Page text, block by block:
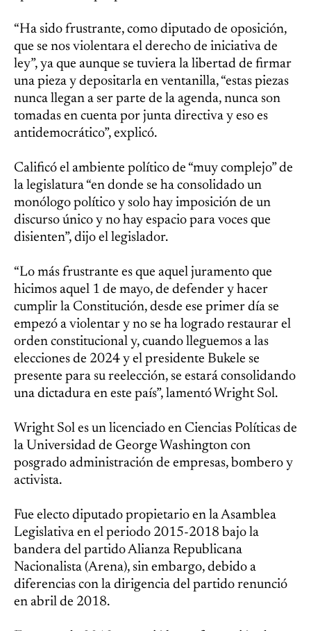
“Ha sido frustrante, como diputado de oposición,
que se nos violentara el derecho de iniciativa de
ley”, ya que aunque se tuviera la libertad de firmar
una pieza y depositarla en ventanilla, “estas piezas
nunca llegan a ser parte de la agenda, nunca son
tomadas en cuenta por junta directiva y eso es
antidemocrático”, explicó.
Calificó el ambiente político de “muy complejo” de
la legislatura “en donde se ha consolidado un
monólogo político y solo hay imposición de un
discurso único y no hay espacio para voces que
disienten”, dijo el legislador.
“Lo más frustrante es que aquel juramento que
hicimos aquel 1 de mayo, de defender y hacer
cumplir la Constitución, desde ese primer día se
empezó a violentar y no se ha logrado restaurar el
orden constitucional y, cuando lleguemos a las
elecciones de 2024 y el presidente Bukele se
presente para su reelección, se estará consolidando
una dictadura en este país”, lamentó Wright Sol.
Wright Sol es un licenciado en Ciencias Políticas de
la Universidad de George Washington con
posgrado administración de empresas, bombero y
activista.
Fue electo diputado propietario en la Asamblea
Legislativa en el periodo 2015-2018 bajo la
bandera del partido Alianza Republicana
Nacionalista (Arena), sin embargo, debido a
diferencias con la dirigencia del partido renunció
en abril de 2018.